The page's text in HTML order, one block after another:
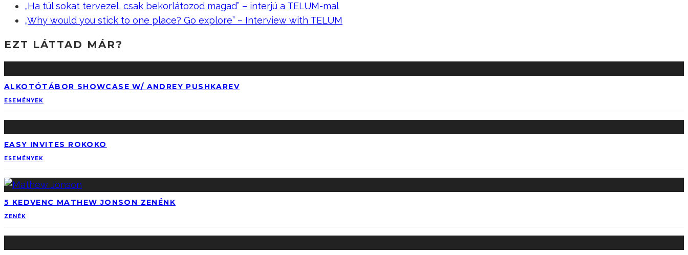
„Ha túl sokat tervezel, csak bekorlátozod magad” – interjú a TELUM-mal
„Why would you stick to one place? Go explore” – Interview with TELUM
EZT LÁTTAD MÁR?
ALKOTÓTÁBOR SHOWCASE W/ ANDREY PUSHKAREV
ESEMÉNYEK
EASY INVITES ROKOKO
ESEMÉNYEK
5 KEDVENC MATHEW JONSON ZENÉNK
ZENÉK